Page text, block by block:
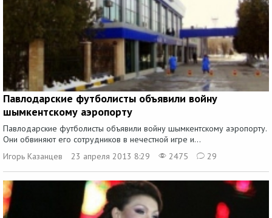
Павлодарские футболисты объявили войну
шымкентскому аэропорту
Павлодарские футболисты объявили войну шымкентскому аэропорту.
Они обвиняют его сотрудников в нечестной игре и...
Игорь Казанцев
23 апреля 2013 8:29 2475 29